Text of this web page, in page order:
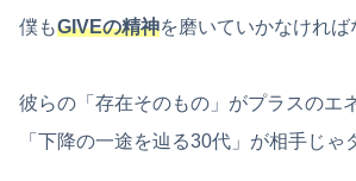
僕もGIVEの精神を磨いていかなければ
彼らの「存在そのもの」がプラスのエ
「下降の一途を辿る30代」が相手じゃ